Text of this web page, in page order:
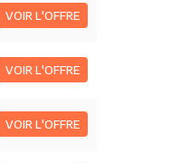
VOIR L'OFFRE
VOIR L'OFFRE
VOIR L'OFFRE